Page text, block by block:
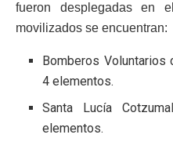
fueron desplegadas en
movilizados se encuentran:
Bomberos
4 elementos.
Santa Lucía
elementos.